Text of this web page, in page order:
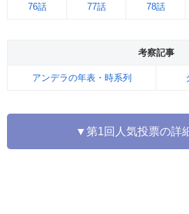
76話 77話 78話
考察記事
アンデラの年表・時系列
▼第1回人気投票の詳